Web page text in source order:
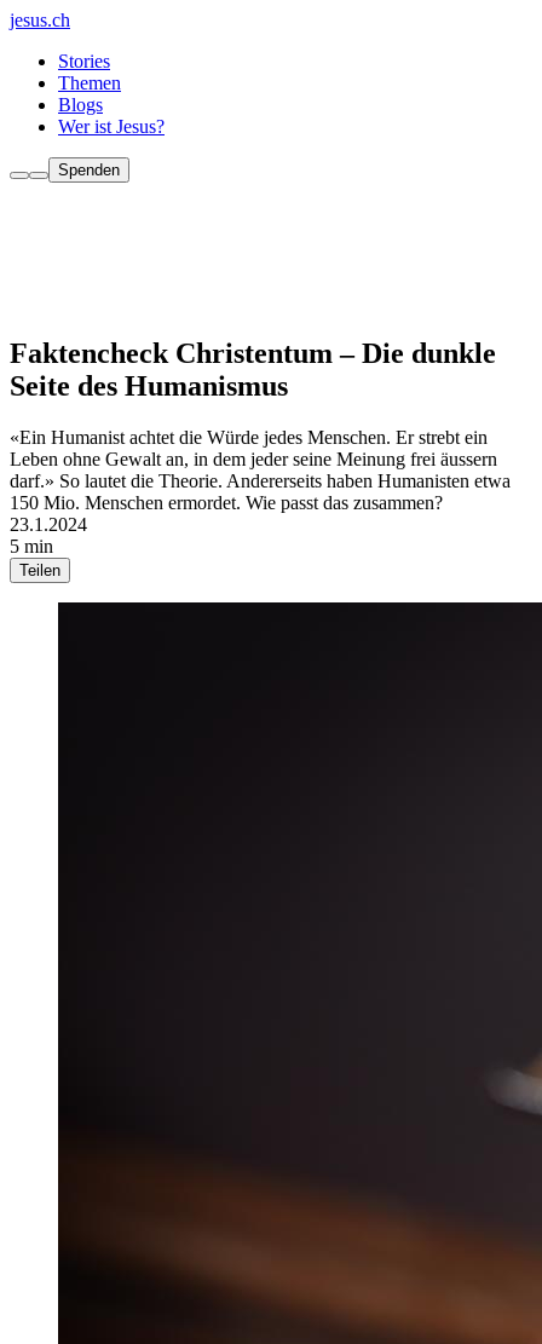
jesus.ch
Stories
Themen
Blogs
Wer ist Jesus?
Spenden
Faktencheck Christentum – Die dunkle
Seite des Humanismus
«Ein Humanist achtet die Würde jedes Menschen. Er strebt ein
Leben ohne Gewalt an, in dem jeder seine Meinung frei äussern
darf.» So lautet die Theorie. Andererseits haben Humanisten etwa
150 Mio. Menschen ermordet. Wie passt das zusammen?
23.1.2024
5 min
Teilen